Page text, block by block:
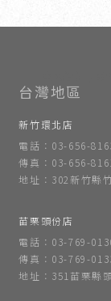
新竹環北店
電話：03-656-
傳真：03-656-
地址：302新竹縣
苗栗頭份店
電話：03-769-
傳真：03-769-
地址：351苗栗縣